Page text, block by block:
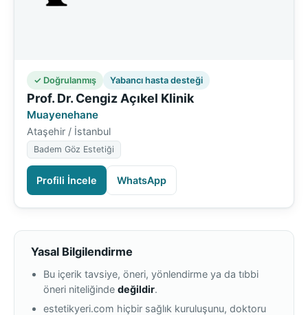
✓ Doğrulanmış Yabancı hasta desteği
Prof. Dr. Cengiz Açıkel Klinik
Muayenehane
Ataşehir / İstanbul
Badem Göz Estetiği
Profili İncele WhatsApp
Yasal Bilgilendirme
Bu içerik tavsiye, öneri, yönlendirme ya da tıbbi
öneri niteliğinde değildir.
estetikyeri.com hiçbir sağlık kuruluşunu, doktoru